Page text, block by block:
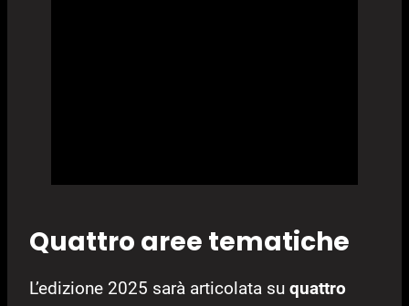
Quattro aree tematiche
L’edizione 2025 sarà articolata su quattro